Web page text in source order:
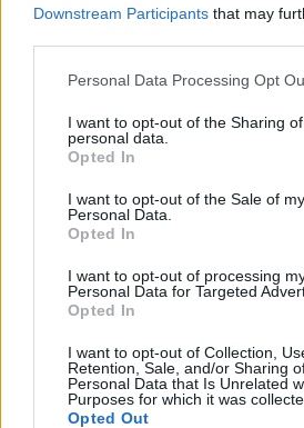
Downstream Participants that may
Please note that this website/app
not limited to your visit or usage
grant or deny consent to Google and
use your data for below specified
consent section.
Personal Data Processing Opt
I want to opt-out of the Sharing
personal data.
Opted In
I want to opt-out of the Sale of my
Personal Data.
Opted In
I want to opt-out of processing
Personal Data for Targeted
Opted In
I want to opt-out of Collection,
Retention, Sale, and/or Sharing
Personal Data that Is Unrelated
Purposes for which it was
Opted Out
Alessandro Tassinari,
storie di viaggio in chiave
l'attenzione al paesaggio
taccuino logoro con